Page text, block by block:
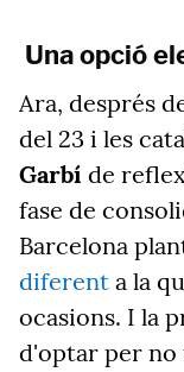
Una opció
Ara, després
del 23 i les
Garbí de
fase de
Barcelona
diferent a la
ocasions. I la
d'optar per no